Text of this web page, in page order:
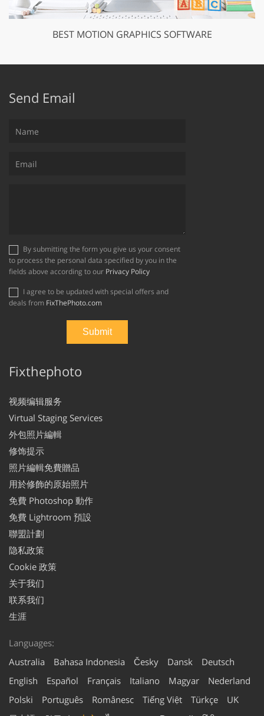
BEST MOTION GRAPHICS SOFTWARE
Send Email
to process the personal data specified by you in the
fields above according to our Privacy Policy
deals from FixThePhoto.com
Fixthephoto
视频编辑服务
Virtual Staging Services
外包照片編輯
修饰提示
照片編輯免費贈品
用於修飾的原始照片
免費 Photoshop 動作
免費 Lightroom 預設
聯盟計劃
隐私政策
Cookie 政策
关于我们
联系我们
生涯
Languages:
Australia
Bahasa Indonesia Česky Dansk
Deutsch
English
Español Français Italiano Magyar
Nederland
Polski
Português Românesc Tiếng Việt Türkçe
UK